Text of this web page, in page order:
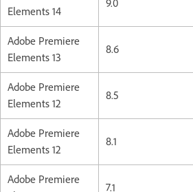
Elements 14
9.0
Adobe Premiere
Elements 13
8.6
Adobe Premiere
Elements 12
8.5
Adobe Premiere
Elements 12
8.1
Adobe Premiere
7.1